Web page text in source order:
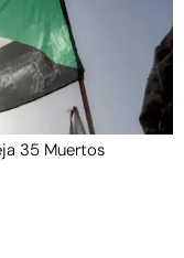
35 Muertos